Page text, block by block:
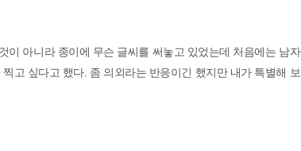
이 아니라 종이에 무슨 글씨를 써놓고 있었는데 처음에는 남자
고 싶다고 했다. 좀 의외라는 반응이긴 했지만 내가 특별해 보